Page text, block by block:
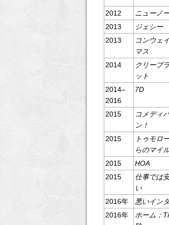
2012
ニューノ
2013
ジェシー
2013
コンウェ
マス
2014
クリーブ
ット
2014–
2016
7D
2015
コメディ
ン！
2015
トゥモロ
らのマイ
2015 HOA
2015
仕事では
い
2016年 悪いイン
2016年
ホーム：